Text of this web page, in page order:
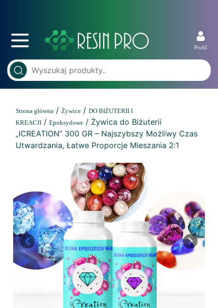
Profil
Strona główna / Żywice / DO BIŻUTERII I
KREACJI / Epoksydowe / Żywica do Biżuterii
„ICREATION” 300 GR – Najszybszy Możliwy Czas
Utwardzania, Łatwe Proporcje Mieszania 2:1
Previous Next